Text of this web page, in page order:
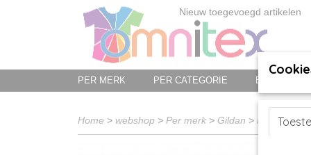
Nieuw toegevoegd artikelen
PER MERK PER CATEGORIE BED-, BAD-,
Home > webshop > Per merk > Gildan > Fleece